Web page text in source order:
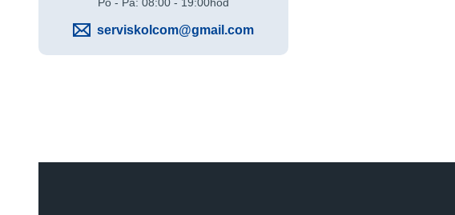
Po - Pá: 08:00 - 19:00hod
serviskolcom@gmail.com